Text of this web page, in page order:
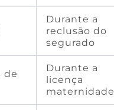
Durante a
reclusão do
segurado
de
Durante a
licença